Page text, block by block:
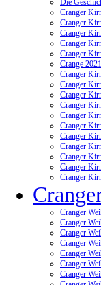
Die
Cranger
Cranger
Cranger
Cranger
Cranger
Crange 2021
Cranger
Cranger
Cranger
Cranger
Cranger
Cranger
Cranger
Cranger
Cranger
Cranger
Cranger
Cranger
Cranger
Cranger
Cranger
Cranger
Cranger
Cranger